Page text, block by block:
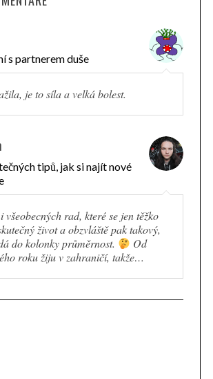
s partnerem duše
je to síla a velká bolest.
tipů, jak si najít nové
všeobecných rad, které se jen těžko
život a obzvláště pak takový,
do kolonky průměrnost.
Od
roku žiju v zahraničí, takže…